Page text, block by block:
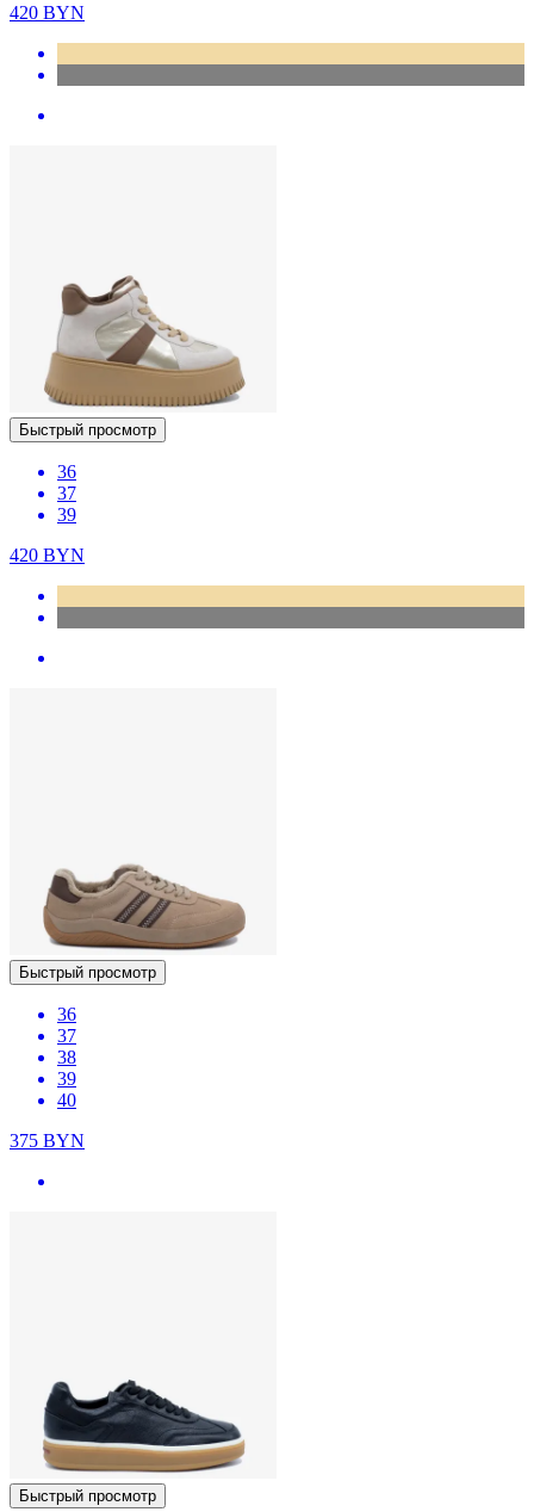
420 BYN
Быстрый просмотр
36
37
39
420 BYN
Быстрый просмотр
36
37
38
39
40
375 BYN
Быстрый просмотр